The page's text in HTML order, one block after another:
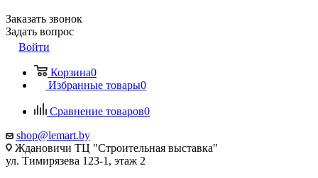
Заказать звонок
Задать вопрос
Войти
Корзина0
Избранные товары0
Сравнение товаров0
shop@lemart.by
Ждановичи ТЦ "Строительная выставка"
ул. Тимирязева 123-1, этаж 2